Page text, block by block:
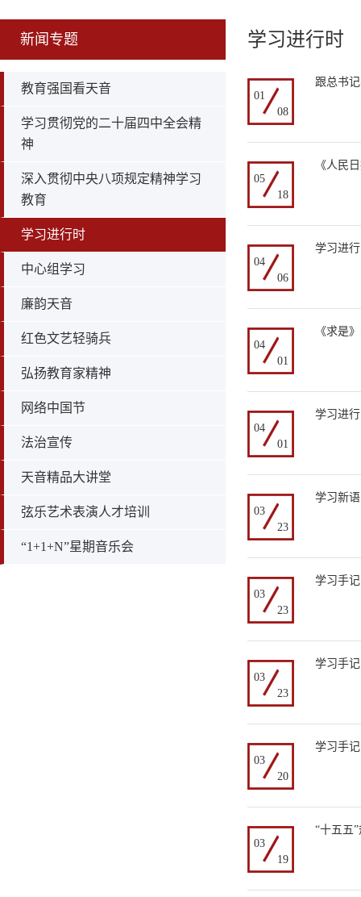
新闻专题
教育强国看天音
学习贯彻党的二十届四中全会精
神
深入贯彻中央八项规定精神学习
教育
学习进行时
中心组学习
廉韵天音
红色文艺轻骑兵
弘扬教育家精神
网络中国节
法治宣传
天音精品大讲堂
弦乐艺术表演人才培训
“1+1+N”星期音乐会
学习进行时
01
08
跟总书
05
18
《人民
04
06
学习进
04
01
《求是
04
01
学习进
03
23
学习新
03
23
学习手
03
23
学习手
03
20
学习手
03
19
“十五五